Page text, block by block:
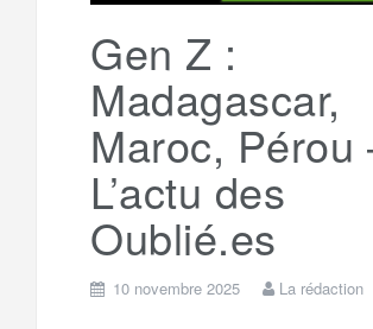
Gen Z :
Madagascar,
Maroc, Pérou
L’actu des
Oublié.es
10 novembre 2025 La rédaction